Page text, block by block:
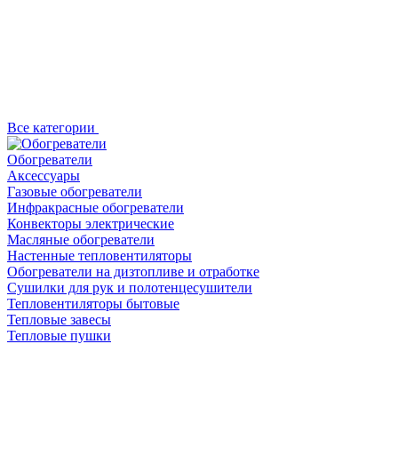
Все категории
Обогреватели
Аксессуары
Газовые обогреватели
Инфракрасные обогреватели
Конвекторы электрические
Масляные обогреватели
Настенные тепловентиляторы
Обогреватели на дизтопливе и отработке
Сушилки для рук и полотенцесушители
Тепловентиляторы бытовые
Тепловые завесы
Тепловые пушки